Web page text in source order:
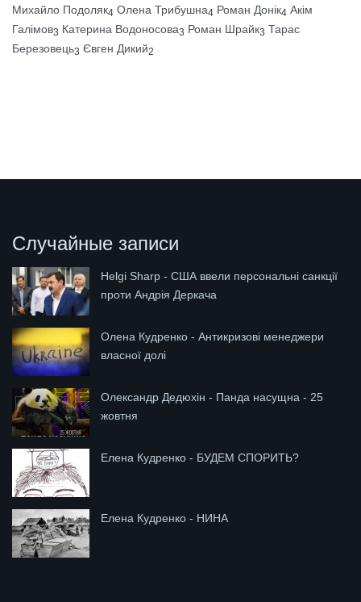
Михайло Подоляк4 Олена Трибушна4 Роман Донік4 Акім
Галімов3 Катерина Водоносова3 Роман Шрайк3 Тарас
Березовець3 Євген Дикий2
Случайные записи
Helgi Sharp - США ввели персональні санкції
проти Андрія Деркача
Олена Кудренко - Антикризові менеджери
власної долі
Олександр Дедюхін - Панда насущна - 25
жовтня
Елена Кудренко - БУДЕМ СПОРИТЬ?
Елена Кудренко - НИНА